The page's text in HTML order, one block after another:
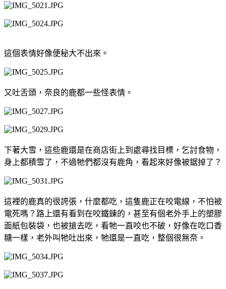
這個表情好像便秘大不出來。
又吐舌頭，奈良的鹿都一些怪表情。
下著大雪，這些鹿還是在商店街上到處尋找目標，乞討食物，
身上都積雪了，不過牠們都沒有鹿角，看起來好像被鋸掉了？
這裡的鹿真的很誇張，什麼都吃，這隻鹿正在咬電線，不怕被
電死嗎？路上還有看到在咬鐵鍊的，甚至有個老外手上的塑膠
面紙包裝袋，也被搶去吃，看牠一直咬也不破，好像在吃口香
糖一樣，老外叫牠吐出來，牠還是一直吃，整個很無奈。